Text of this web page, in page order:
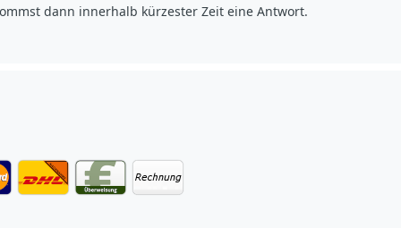
dann innerhalb kürzester Zeit eine Antwort.